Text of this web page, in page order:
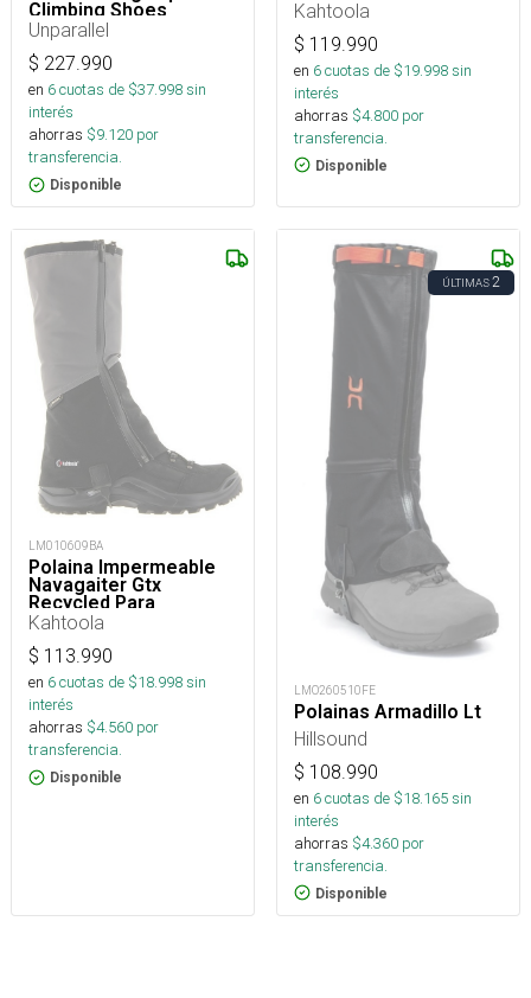
Climbing Shoes
Unparallel
$ 227.990
en 6cuotas de $37.998sin
interés
ahorras $9.120 por
transferencia.
Disponible
Kahtoola
$ 119.990
en 6cuotas de $19.998sin
interés
ahorras $4.800 por
transferencia.
Disponible
LM010609BA
Polaina Impermeable
Navagaiter Gtx
Recycled Para
Trekking, Nieve Y
Kahtoola
$ 113.990
en 6cuotas de $18.998sin
interés
ahorras $4.560 por
transferencia.
Disponible
ÚLTIMAS2
LMO260510FE
Polainas Armadillo Lt
Hillsound
$ 108.990
en 6cuotas de $18.165sin
interés
ahorras $4.360 por
transferencia.
Disponible